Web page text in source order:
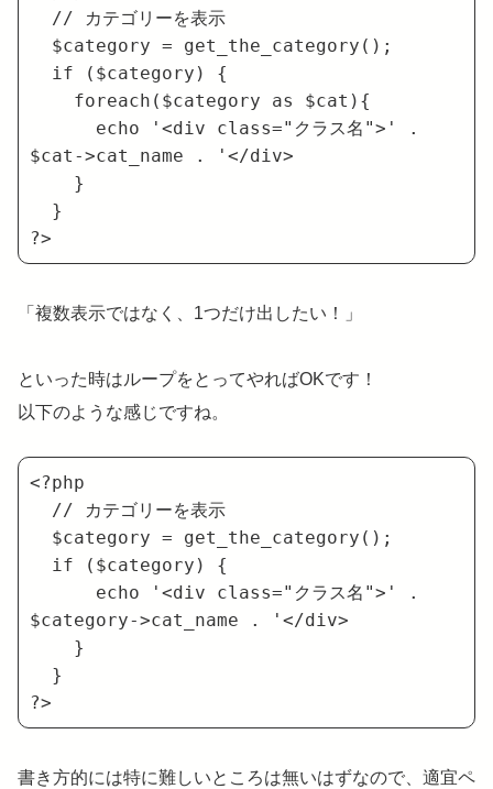
$cat->cat_name . '</div>
?>
「複数表示ではなく、1つだけ出したい！」
といった時はループをとってやればOKです！
以下のような感じですね。
<?php
$category->cat_name . '</div>
?>
書き方的には特に難しいところは無いはずなので、適宜ペ